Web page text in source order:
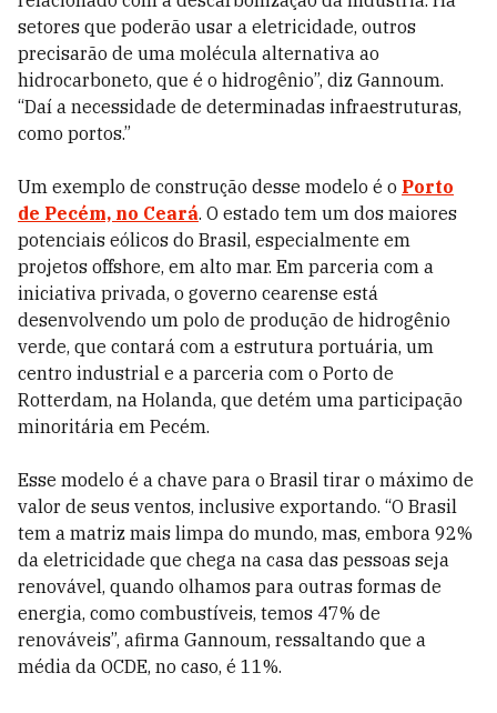
setores que poderão usar a eletricidade, outros
precisarão de uma molécula alternativa ao
hidrocarboneto, que é o hidrogênio”, diz Gannoum.
“Daí a necessidade de determinadas infraestruturas,
como portos.”
Um exemplo de construção desse modelo é o Porto
de Pecém, no Ceará. O estado tem um dos maiores
potenciais eólicos do Brasil, especialmente em
projetos offshore, em alto mar. Em parceria com a
iniciativa privada, o governo cearense está
desenvolvendo um polo de produção de hidrogênio
verde, que contará com a estrutura portuária, um
centro industrial e a parceria com o Porto de
Rotterdam, na Holanda, que detém uma participação
minoritária em Pecém.
Esse modelo é a chave para o Brasil tirar o máximo de
valor de seus ventos, inclusive exportando. “O Brasil
tem a matriz mais limpa do mundo, mas, embora 92%
da eletricidade que chega na casa das pessoas seja
renovável, quando olhamos para outras formas de
energia, como combustíveis, temos 47% de
renováveis”, afirma Gannoum, ressaltando que a
média da OCDE, no caso, é 11%.